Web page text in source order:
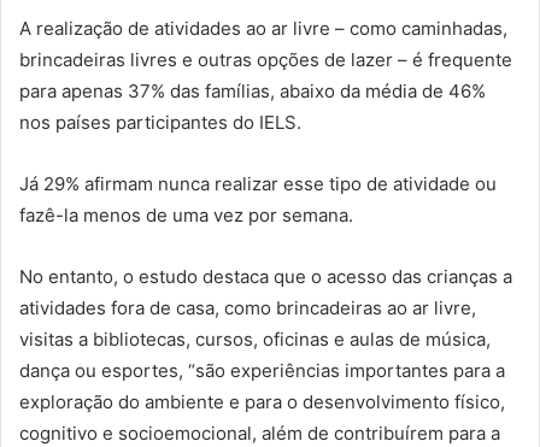
A realização de atividades ao ar livre – como caminhadas,
brincadeiras livres e outras opções de lazer – é frequente
para apenas 37% das famílias, abaixo da média de 46%
nos países participantes do IELS.
Já 29% afirmam nunca realizar esse tipo de atividade ou
fazê-la menos de uma vez por semana.
No entanto, o estudo destaca que o acesso das crianças a
atividades fora de casa, como brincadeiras ao ar livre,
visitas a bibliotecas, cursos, oficinas e aulas de música,
dança ou esportes, “são experiências importantes para a
exploração do ambiente e para o desenvolvimento físico,
cognitivo e socioemocional, além de contribuírem para a